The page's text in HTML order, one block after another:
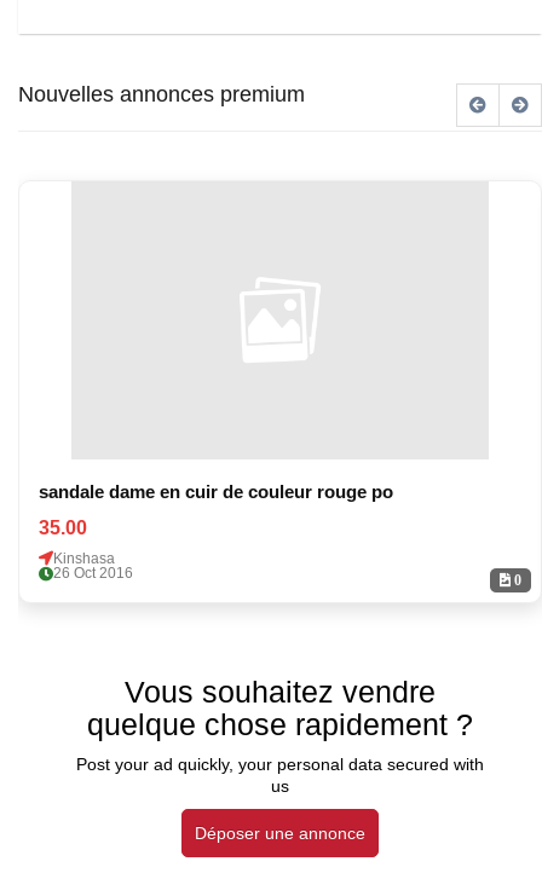
Nouvelles annonces premium
0
sandale dame en cuir de couleur rouge po
35.00
Kinshasa
26 Oct 2016
Vous souhaitez vendre
quelque chose rapidement ?
Post your ad quickly, your personal data secured with
us
Déposer une annonce